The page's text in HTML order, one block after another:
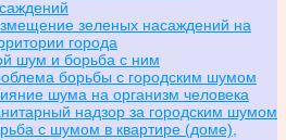
зеленых насаждений на
города
шум и борьба с ним
борьбы с городским шумом
шума на организм человека
надзор за городским шумом
с шумом в квартире (доме),